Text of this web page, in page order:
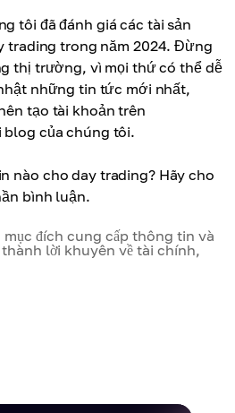
tôi đã đánh giá các tài sản
trading trong năm 2024. Đừng
thị trường, vì mọi thứ có thể dễ
những tin tức mới nhất,
tạo tài khoản trên
của chúng tôi.
nào cho day trading? Hãy cho
bình luận.
đích cung cấp thông tin và
lời khuyên về tài chính,